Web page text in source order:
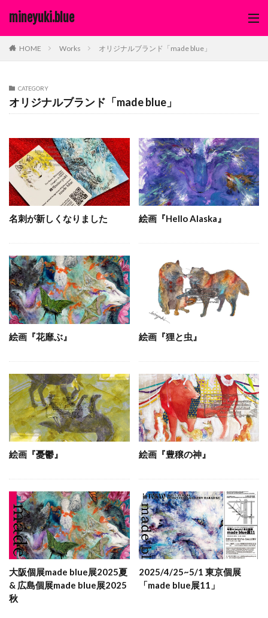
mineyuki.blue
HOME Works オリジナルブランド「made blue」
CATEGORY
オリジナルブランド「made blue」
名刺が新しくなりました 絵画『Hello Alaska』
絵画『花靡ぶ』 絵画『狸と虫』
絵画『憂鬱』 絵画『豊穣の神』
大阪個展made blue展2025夏
& 広島個展made blue展2025
秋
2025/4/25~5/1 東京個展
「made blue展11」